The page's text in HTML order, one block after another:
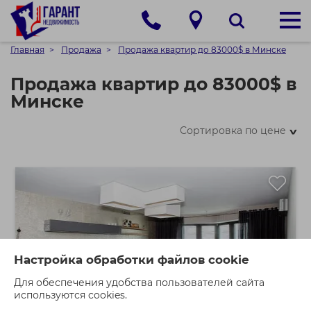
Настройка обработки файлов cookie
Для обеспечения удобства пользователей сайта
используются cookies.
Главная Продажа Продажа квартир до 83000$ в Минске
Продажа квартир до 83000$ в
Минске
Сортировка по цене>